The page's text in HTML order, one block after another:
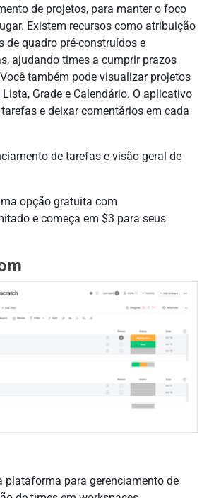
de projetos, para manter o foco
Existem recursos como atribuição
de quadro pré-construídos e
ajudando times a cumprir prazos
também pode visualizar projetos
Grade e Calendário. O aplicativo
e deixar comentários em cada
de tarefas e visão geral de
opção gratuita com
e começa em $3 para seus
plataforma para gerenciamento de